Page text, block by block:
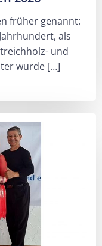
früher genannt:
als
und
wurde […]